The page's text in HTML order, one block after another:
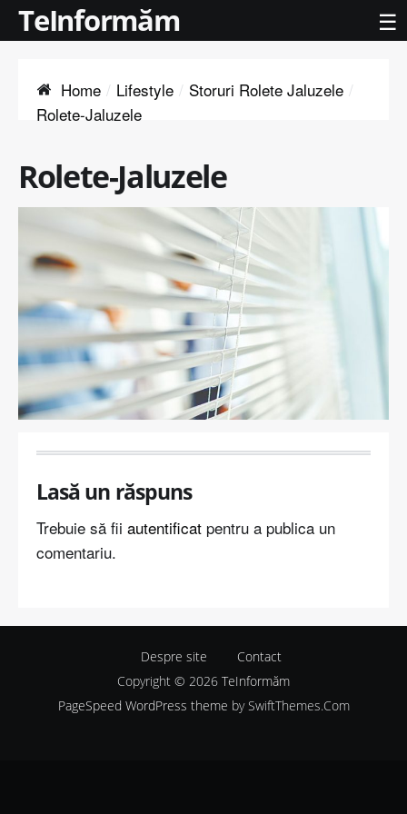
TeInformăm ☰
Home Lifestyle
Storuri Rolete Jaluzele
Rolete-Jaluzele
Rolete-Jaluzele
Lasă un răspuns
Trebuie să fii autentificat pentru a publica un
comentariu.
Despre site
Contact
Copyright © 2026 TeInformăm
PageSpeed WordPress theme by SwiftThemes.Com